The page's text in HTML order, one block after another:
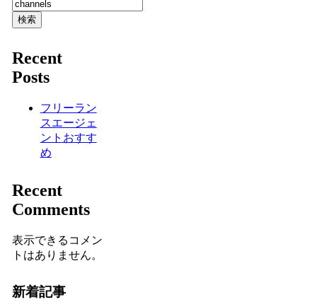
検索
Recent
Posts
フリーラン
スエージェ
ントおすす
め
Recent
Comments
表示できるコメン
トはありません。
新着記事